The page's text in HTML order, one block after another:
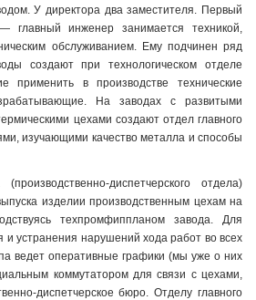
У директора два заместителя. Первый
главный инженер занимается техникой,
обслуживанием. Ему подчинен ряд
создают при технологическом отделе
применить в производстве технические
На заводах с развитыми
цехами создают отдел главного
изучающими качество металла и способы
диспетчерского отдела)
изделии производственным цехам на
техпромфиппланом завода. Для
устранения нарушений хода работ во всех
ведет оперативные графики (мы уже о них
коммутатором для связи с цехами,
диспетчерское бюро. Отделу главного